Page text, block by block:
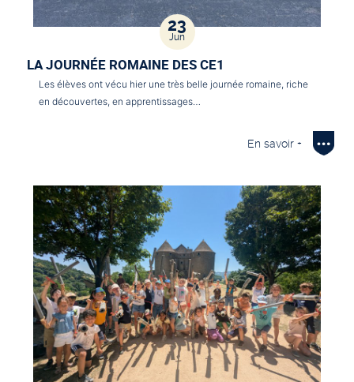
23
Jun
LA JOURNÉE ROMAINE DES CE1
Les élèves ont vécu hier une très belle journée romaine, riche
en découvertes, en apprentissages…
En savoir +